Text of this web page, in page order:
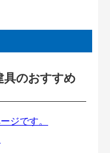
具のおすすめ